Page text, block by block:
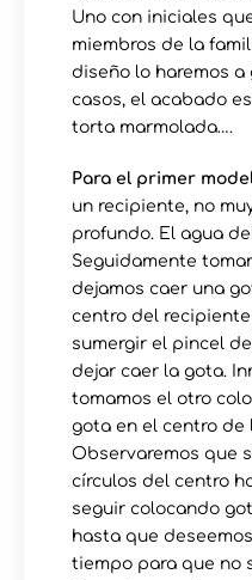
Uno con iniciales
miembros de la
diseño lo haremos a
casos, el acabado
torta marmolada….
Para el primer
un recipiente, no
profundo. El agua
Seguidamente
dejamos caer una
centro del
sumergir el pincel
dejar caer la gota.
tomamos el otro
gota en el centro de
Observaremos que
círculos del centro
seguir colocando
hasta que
tiempo para que no